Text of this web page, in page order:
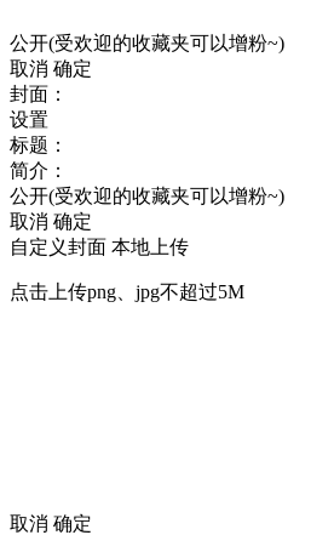
公开(受欢迎的收藏夹可以增粉~)
取消 确定
封面：
设置
标题：
简介：
公开(受欢迎的收藏夹可以增粉~)
取消 确定
自定义封面 本地上传
点击上传png、jpg不超过5M
取消 确定